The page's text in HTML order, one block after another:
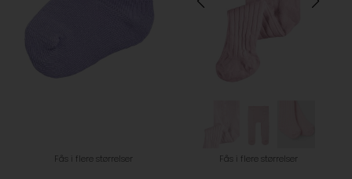
Fås i flere størrelser Fås i flere størrelser